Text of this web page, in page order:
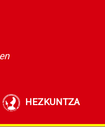
HEZKUNTZA